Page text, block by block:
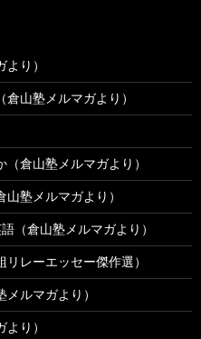
り）
山塾メルマガより）
倉山塾メルマガより）
塾メルマガより）
（倉山塾メルマガより）
リレーエッセー傑作選）
ルマガより）
り）